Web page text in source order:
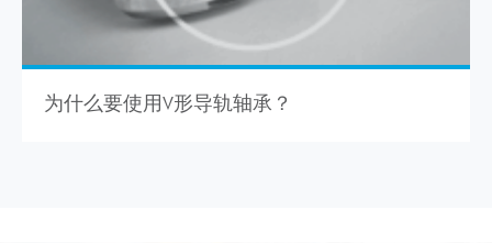
为什么要使用V形导轨轴承？